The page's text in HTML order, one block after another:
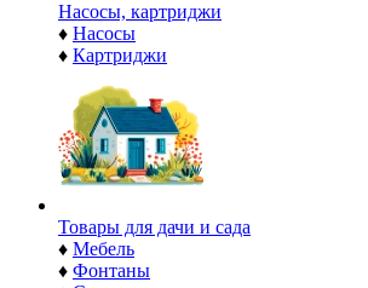
Насосы, картриджи
♦ Насосы
♦ Картриджи
Товары для дачи и сада
♦ Мебель
♦ Фонтаны